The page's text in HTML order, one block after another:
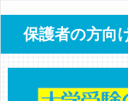
保護者の方向